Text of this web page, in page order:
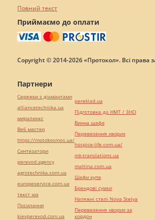
Повний текст
Приймаємо до оплати
Copyright © 2014-2026 «Протокол». Всі права
Партнери
Сережки з діамантами
alliancetechnika.ua
миралинкс
Веб мастер
https://motokosmos.ua/
Синтезатори
perevod.agency
agrotechnika.com.ua
europeservice.com.ua
текст юа
Посилання
kievperevod.com.ua
pereklad.ua
Підготовка до НМТ / ЗНО
Винна шафа
Перевезення хворих
hospice-life.com.ua/
mk-translations.ua
maltina.com.ua
Шафи купе
Брендові сумки
Натяжні стелі Nova Stelya
Перевезення хворих за
кордон